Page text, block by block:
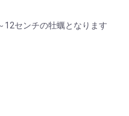
12センチの牡蠣となります